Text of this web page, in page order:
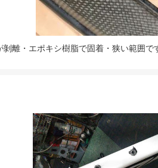
離・エポキシ樹脂で固着・狭い範囲